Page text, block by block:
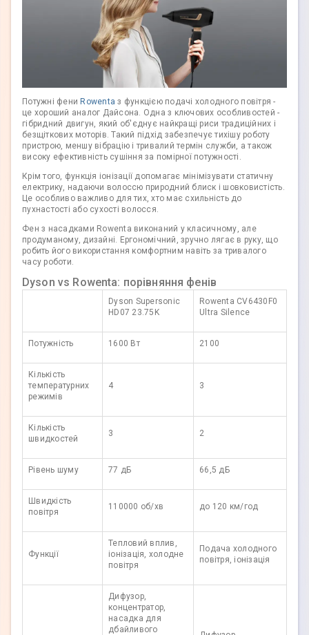
Потужні фениRowenta з функцією подачі холодного повітря -
це хороший аналог Дайсона. Одна з ключових особливостей -
гібридний двигун, який об'єднує найкращі риси традиційних і
безщіткових моторів. Такий підхід забезпечує тихішу роботу
пристрою, меншу вібрацію і тривалий термін служби, а також
високу ефективність сушіння за помірної потужності.
Крім того, функція іонізації допомагає мінімізувати статичну
електрику, надаючи волоссю природний блиск і шовковистість.
Це особливо важливо для тих, хто має схильність до
пухнастості або сухості волосся.
Фен з насадками Rowenta виконаний у класичному, але
продуманому, дизайні. Ергономічний, зручно лягає в руку, що
робить його використання комфортним навіть за тривалого
часу роботи.
Dyson vs Rowenta: порівняння фенів
Dyson Supersonic
HD07 23.75K
Rowenta CV6430F0
Ultra Silence
Потужність 1600 Вт 2100
Кількість
температурних
режимів
4 3
Кількість
швидкостей
3 2
Рівень шуму 77 дБ 66,5 дБ
Швидкість
повітря
110000 об/хв до 120 км/год
Функції
Тепловий вплив,
іонізація, холодне
повітря
Подача холодного
повітря, іонізація
Дифузор,
концентратор,
насадка для
дбайливого